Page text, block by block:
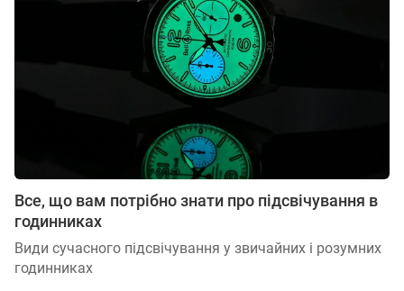
Все, що вам потрібно знати про підсвічування в
годинниках
Види сучасного підсвічування у звичайних і розумних
годинниках